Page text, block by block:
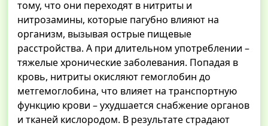
тому, что они переходят в нитриты и
нитрозамины, которые пагубно влияют на
организм, вызывая острые пищевые
расстройства. А при длительном употреблении –
тяжелые хронические заболевания. Попадая в
кровь, нитриты окисляют гемоглобин до
метгемоглобина, что влияет на транспортную
функцию крови – ухудшается снабжение органов
и тканей кислородом. В результате страдают